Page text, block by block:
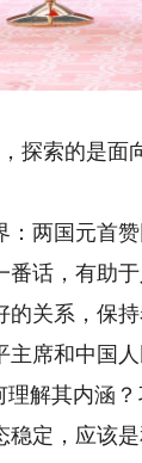
索的是面
国元首赞
，有助于
的关系，保
主席和中国人
其内涵？
定，应该是